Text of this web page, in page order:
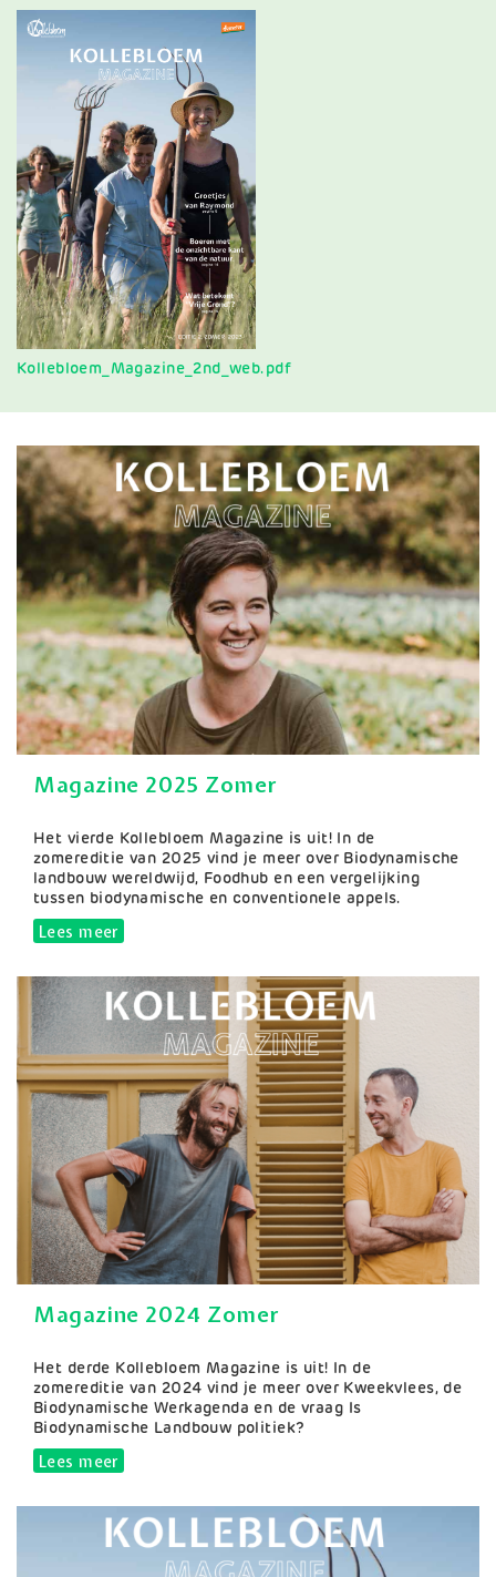
Document
Kollebloem_Magazine_2nd_web.pdf
Magazine 2025 Zomer
Samenvatting
Het vierde Kollebloem Magazine is uit! In de
zomereditie van 2025 vind je meer over Biodynamische
landbouw wereldwijd, Foodhub en een vergelijking
tussen biodynamische en conventionele appels.
Lees meerover Magazine 2025 Zomer
Magazine 2024 Zomer
Samenvatting
Het derde Kollebloem Magazine is uit! In de
zomereditie van 2024 vind je meer over Kweekvlees, de
Biodynamische Werkagenda en de vraag Is
Biodynamische Landbouw politiek?
Lees meerover Magazine 2024 Zomer